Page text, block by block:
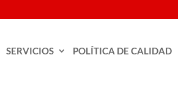
SERVICIOS POLÍTICA DE CALIDAD